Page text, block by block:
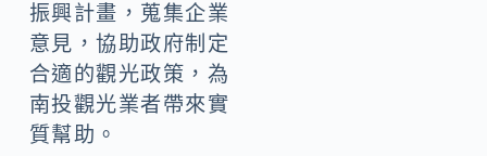
振興計畫，蒐集企業
意見，協助政府制定
合適的觀光政策，為
南投觀光業者帶來實
質幫助。